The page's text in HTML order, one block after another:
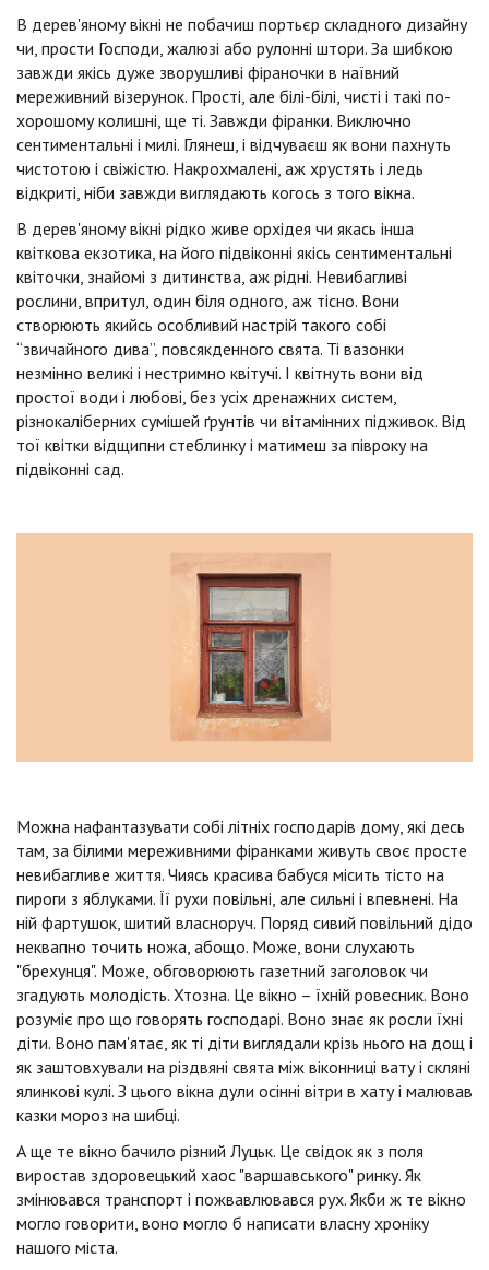
В дерев'яному вікні не побачиш портьєр складного дизайну
чи, прости Господи, жалюзі або рулонні штори. За шибкою
завжди якісь дуже зворушливі фіраночки в наївний
мереживний візерунок. Прості, але білі-білі, чисті і такі по-
хорошому колишні, ще ті. Завжди фіранки. Виключно
сентиментальні і милі. Глянеш, і відчуваєш як вони пахнуть
чистотою і свіжістю. Накрохмалені, аж хрустять і ледь
відкриті, ніби завжди виглядають когось з того вікна.
В дерев'яному вікні рідко живе орхідея чи якась інша
квіткова екзотика, на його підвіконні якісь сентиментальні
квіточки, знайомі з дитинства, аж рідні. Невибагливі
рослини, впритул, один біля одного, аж тісно. Вони
створюють якийсь особливий настрій такого собі
“звичайного дива”, повсякденного свята. Ті вазонки
незмінно великі і нестримно квітучі. І квітнуть вони від
простої води і любові, без усіх дренажних систем,
різнокаліберних сумішей ґрунтів чи вітамінних підживок. Від
тої квітки відщипни стеблинку і матимеш за півроку на
підвіконні сад.
Можна нафантазувати собі літніх господарів дому, які десь
там, за білими мереживними фіранками живуть своє просте
невибагливе життя. Чиясь красива бабуся місить тісто на
пироги з яблуками. Її рухи повільні, але сильні і впевнені. На
ній фартушок, шитий власноруч. Поряд сивий повільний дідо
неквапно точить ножа, абощо. Може, вони слухають
"брехунця". Може, обговорюють газетний заголовок чи
згадують молодість. Хтозна. Це вікно – їхній ровесник. Воно
розуміє про що говорять господарі. Воно знає як росли їхні
діти. Воно пам'ятає, як ті діти виглядали крізь нього на дощ і
як заштовхували на різдвяні свята між віконниці вату і скляні
ялинкові кулі. З цього вікна дули осінні вітри в хату і малював
казки мороз на шибці.
А ще те вікно бачило різний Луцьк. Це свідок як з поля
виростав здоровецький хаос "варшавського" ринку. Як
змінювався транспорт і пожвавлювався рух. Якби ж те вікно
могло говорити, воно могло б написати власну хроніку
нашого міста.